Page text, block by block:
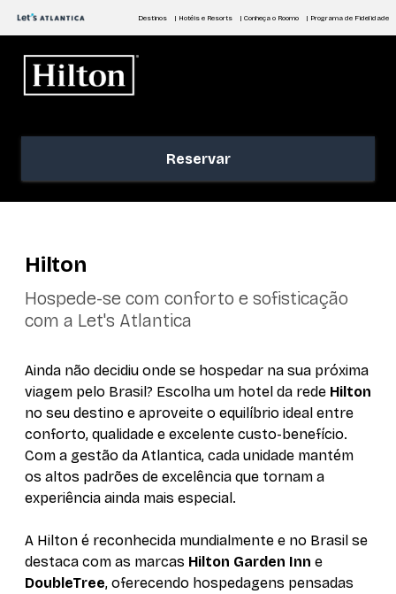
Destinos | Hotéis e Resorts | Conheça o Roomo | Programa de Fidelidade
Reservar
Hilton
Hospede-se com conforto e sofisticação
com a Let's Atlantica
Ainda não decidiu onde se hospedar na sua próxima
viagem pelo Brasil? Escolha um hotel da rede Hilton
no seu destino e aproveite o equilíbrio ideal entre
conforto, qualidade e excelente custo-benefício.
Com a gestão da Atlantica, cada unidade mantém
os altos padrões de excelência que tornam a
experiência ainda mais especial.
A Hilton é reconhecida mundialmente e no Brasil se
destaca com as marcas Hilton Garden Inn e
DoubleTree, oferecendo hospedagens pensadas